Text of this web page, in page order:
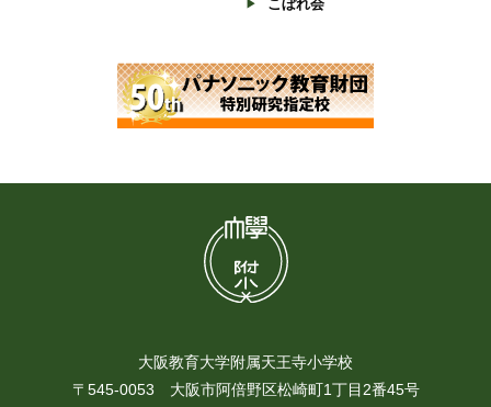
こぼれ会
大阪教育大学附属天王寺小学校
〒545-0053 大阪市阿倍野区松崎町1丁目2番45号